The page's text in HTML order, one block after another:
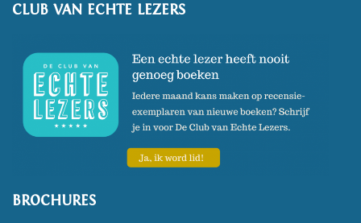
CLUB VAN ECHTE LEZERS
BROCHURES